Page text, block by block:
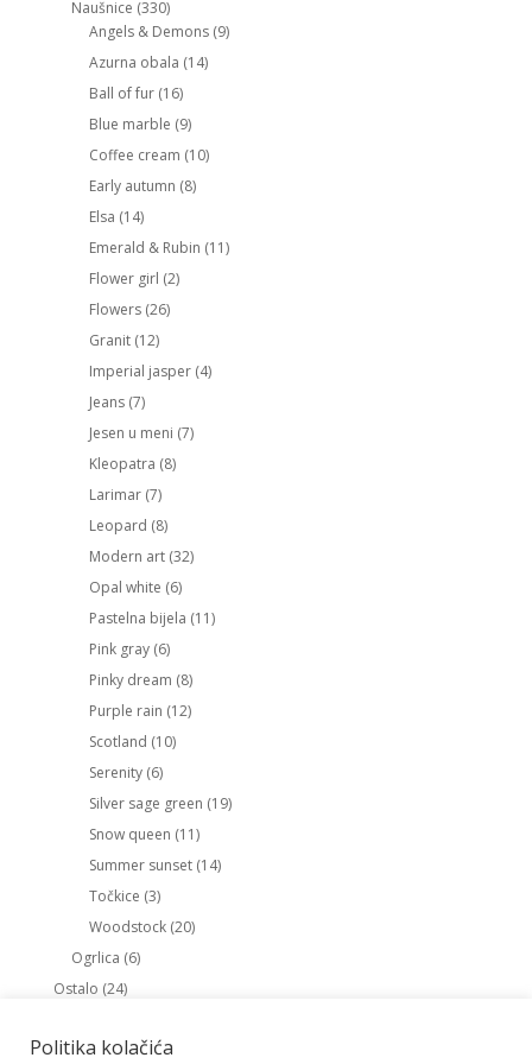
Naušnice (330)
Angels & Demons (9)
Azurna obala (14)
Ball of fur (16)
Blue marble (9)
Coffee cream (10)
Early autumn (8)
Elsa (14)
Emerald & Rubin (11)
Flower girl (2)
Flowers (26)
Granit (12)
Imperial jasper (4)
Jeans (7)
Jesen u meni (7)
Kleopatra (8)
Larimar (7)
Leopard (8)
Modern art (32)
Opal white (6)
Pastelna bijela (11)
Pink gray (6)
Pinky dream (8)
Purple rain (12)
Scotland (10)
Serenity (6)
Silver sage green (19)
Snow queen (11)
Summer sunset (14)
Točkice (3)
Woodstock (20)
Ogrlica (6)
Ostalo (24)
Okvir uspomena
Politika kolačića